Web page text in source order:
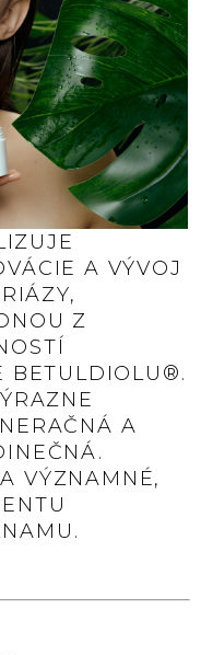
A VÝVOJ
Z
BETULDIOLU®.
A
VÝZNAMNÉ,